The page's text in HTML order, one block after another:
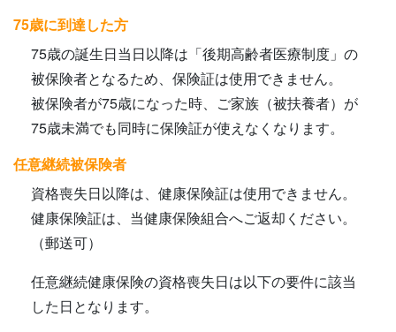
75歳に到達した方
75歳の誕生日当日以降は「後期高齢者医療制度」の
被保険者となるため、保険証は使用できません。
被保険者が75歳になった時、ご家族（被扶養者）が
75歳未満でも同時に保険証が使えなくなります。
任意継続被保険者
資格喪失日以降は、健康保険証は使用できません。
健康保険証は、当健康保険組合へご返却ください。
（郵送可）
任意継続健康保険の資格喪失日は以下の要件に該当
した日となります。